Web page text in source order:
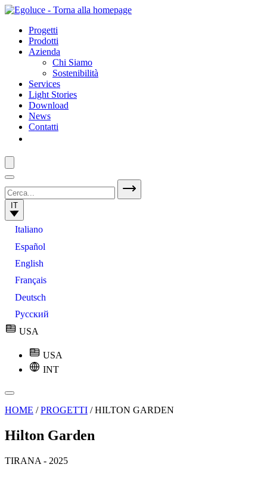
Progetti
Prodotti
Azienda
Chi Siamo
Sostenibilità
Services
Light Stories
Download
News
Contatti
IT
Italiano
Español
English
Français
Deutsch
Русский
USA
USA
INT
HOME / PROGETTI / HILTON GARDEN
Hilton Garden
TIRANA - 2025